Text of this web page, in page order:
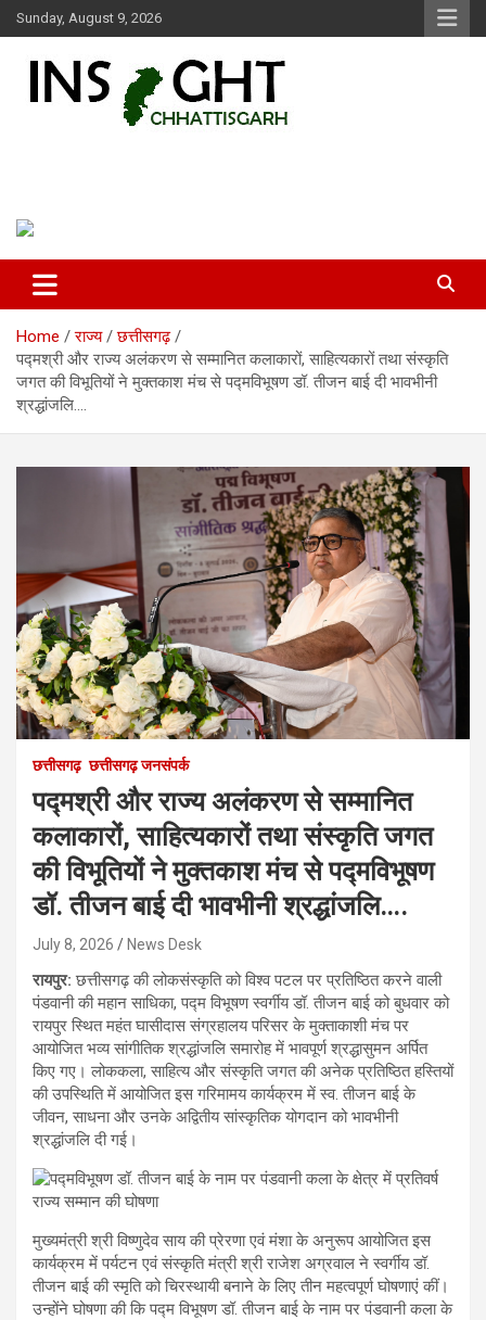
Skip
to
Sunday, August 9, 2026
Home राज्य
छत्तीसगढ़
पद्मश्री और राज्य अलंकरण से सम्मानित कलाकारों, साहित्यकारों तथा संस्कृति
जगत की विभूतियों ने मुक्तकाश मंच से पद्मविभूषण डॉ. तीजन बाई दी भावभीनी
श्रद्धांजलि….
छत्तीसगढ़ छत्तीसगढ़ जनसंपर्क
पद्मश्री और राज्य अलंकरण से सम्मानित
कलाकारों, साहित्यकारों तथा संस्कृति जगत
की विभूतियों ने मुक्तकाश मंच से पद्मविभूषण
डॉ. तीजन बाई दी भावभीनी श्रद्धांजलि….
July 8, 2026 News Desk
रायपुर:छत्तीसगढ़ की लोकसंस्कृति को विश्व पटल पर प्रतिष्ठित करने वाली
पंडवानी की महान साधिका, पद्म विभूषण स्वर्गीय डॉ. तीजन बाई को बुधवार को
रायपुर स्थित महंत घासीदास संग्रहालय परिसर के मुक्ताकाशी मंच पर
आयोजित भव्य सांगीतिक श्रद्धांजलि समारोह में भावपूर्ण श्रद्धासुमन अर्पित
किए गए। लोककला, साहित्य और संस्कृति जगत की अनेक प्रतिष्ठित हस्तियों
की उपस्थिति में आयोजित इस गरिमामय कार्यक्रम में स्व. तीजन बाई के
जीवन, साधना और उनके अद्वितीय सांस्कृतिक योगदान को भावभीनी
श्रद्धांजलि दी गई।
मुख्यमंत्री श्री विष्णुदेव साय की प्रेरणा एवं मंशा के अनुरूप आयोजित इस
कार्यक्रम में पर्यटन एवं संस्कृति मंत्री श्री राजेश अग्रवाल ने स्वर्गीय डॉ.
तीजन बाई की स्मृति को चिरस्थायी बनाने के लिए तीन महत्वपूर्ण घोषणाएं कीं।
उन्होंने घोषणा की कि पद्म विभूषण डॉ. तीजन बाई के नाम पर पंडवानी कला के